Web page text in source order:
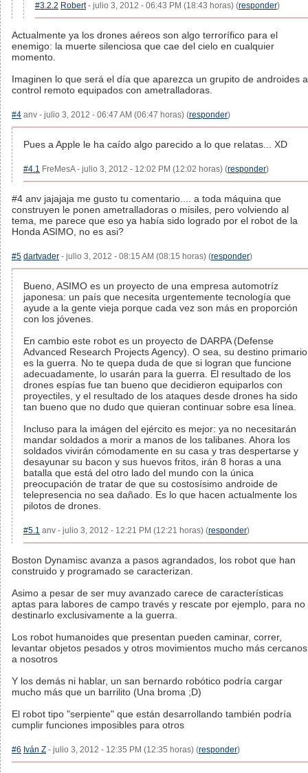
#3.2.2 Robert- julio 3, 2012 - 06:43 PM (18:43 horas) (responder)
Actualmente ya los drones aéreos son algo terrorífico para el
enemigo: la muerte silenciosa que cae del cielo en cualquier
momento.
Imaginen lo que será el día que aparezca un grupito de androides a
control remoto equipados con ametralladoras.
#4 anv - julio 3, 2012 - 06:47 AM (06:47 horas) (responder)
Pues a Apple le ha caído algo parecido a lo que relatas... XD
#4.1 FreMesA - julio 3, 2012 - 12:02 PM (12:02 horas) (responder)
#4 anv jajajaja me gusto tu comentario.... a toda máquina que
construyen le ponen ametralladoras o misiles, pero volviendo al
tema, me parece que eso ya había sido logrado por el robot de la
Honda ASIMO, no es asi?
#5 dartvader - julio 3, 2012 - 08:15 AM (08:15 horas) (responder)
Bueno, ASIMO es un proyecto de una empresa automotríz
japonesa: un país que necesita urgentemente tecnología que
ayude a la gente vieja porque cada vez son más en proporción
con los jóvenes.
En cambio este robot es un proyecto de DARPA (Defense
Advanced Research Projects Agency). O sea, su destino primario
es la guerra. No te quepa duda de que si logran que funcione
adecuadamente, lo usarán para la guerra. El resultado de los
drones espías fue tan bueno que decidieron equiparlos con
proyectiles, y el resultado de los ataques desde drones ha sido
tan bueno que no dudo que quieran continuar sobre esa línea.
Incluso para la imágen del ejército es mejor: ya no necesitarán
mandar soldados a morir a manos de los talibanes. Ahora los
soldados vivirán cómodamente en su casa y tras despertarse y
desayunar su bacon y sus huevos fritos, irán 8 horas a una
batalla que está del otro lado del mundo con la única
preocupación de tratar de que su costosísimo androide de
telepresencia no sea dañado. Es lo que hacen actualmente los
pilotos de drones.
#5.1 anv - julio 3, 2012 - 12:21 PM (12:21 horas) (responder)
Boston Dynamisc avanza a pasos agrandados, los robot que han
construido y programado se caracterizan.
Asimo a pesar de ser muy avanzado carece de características
aptas para labores de campo través y rescate por ejemplo, para no
destinarlo exclusivamente a la guerra.
Los robot humanoides que presentan pueden caminar, correr,
levantar objetos pesados y otros movimientos mucho más cercanos
a nosotros
Y los demás ni hablar, un san bernardo robótico podría cargar
mucho más que un barrilito (Una broma ;D)
El robot tipo "serpiente" que están desarrollando también podría
cumplir funciones imposibles para otros
#6 Iván Z - julio 3, 2012 - 12:35 PM (12:35 horas) (responder)